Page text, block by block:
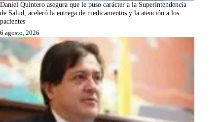
Daniel Quintero asegura que le puso carácter a la Superintendencia
de Salud, aceleró la entrega de medicamentos y la atención a los
pacientes
6 agosto, 2026